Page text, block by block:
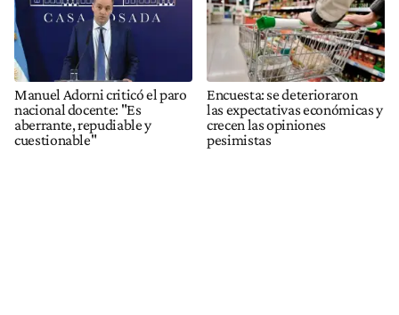
Manuel Adorni criticó el paro
nacional docente: "Es
aberrante, repudiable y
cuestionable"
Encuesta: se deterioraron
las expectativas económicas y
crecen las opiniones
pesimistas